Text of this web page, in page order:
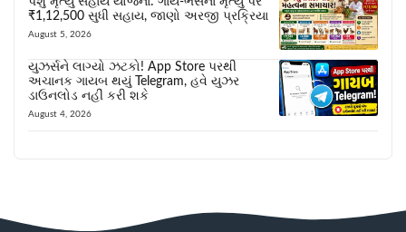
₹1,12,500 સુધી સહાય, જાણો અરજી પ્રક્રિયા
August 5, 2026
યુઝર્સને લાગ્યો ઝટકો! App Store પરથી
અચાનક ગાયબ થયું Telegram, હવે યુઝર
ડાઉનલોડ નહીં કરી શકે
August 4, 2026